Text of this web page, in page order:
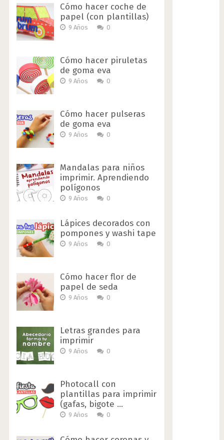
Cómo hacer coche de
papel (con plantillas)
9 Años 0
Cómo hacer piruletas
de goma eva
9 Años 0
Cómo hacer pulseras
de goma eva
9 Años 0
Mandalas para niños
imprimir. Aprendiendo
polígonos
9 Años 0
Lápices decorados con
pompones y washi tape
9 Años 0
Cómo hacer flor de
papel de seda
9 Años 0
Letras grandes para
imprimir
9 Años 0
Photocall con
plantillas para imprimir
(gafas, bigote …
9 Años 0